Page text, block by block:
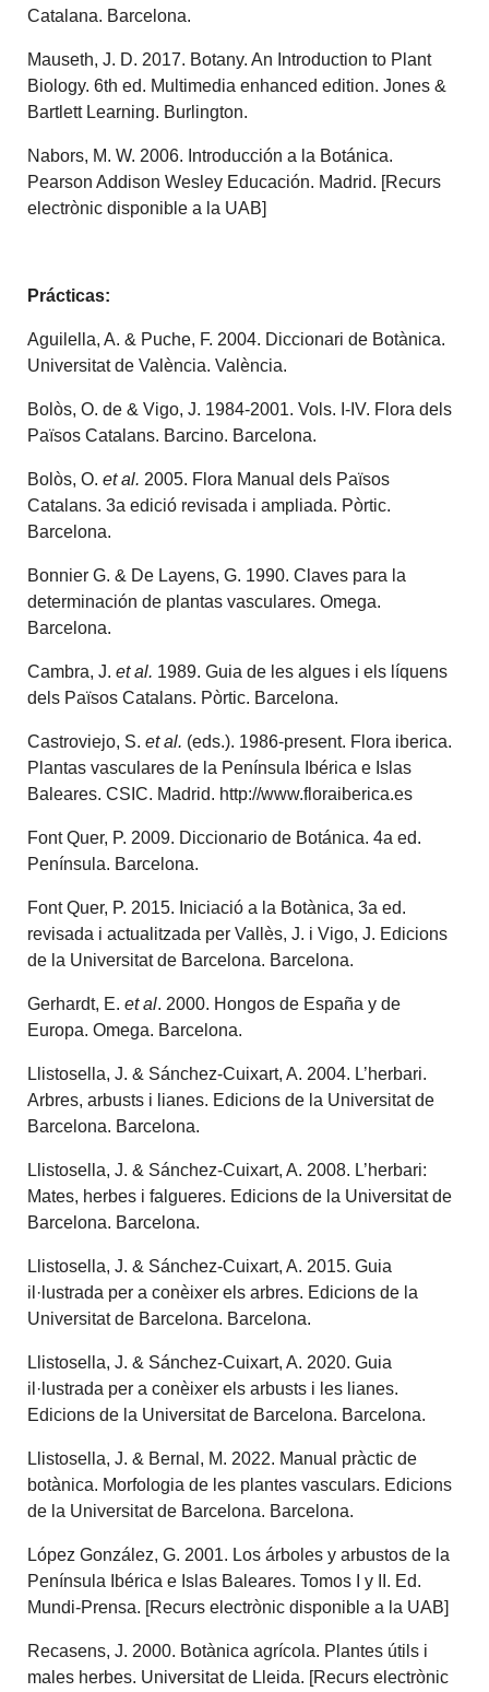
Catalana. Barcelona.
Mauseth, J. D. 2017. Botany. An Introduction to Plant
Biology. 6th ed. Multimedia enhanced edition. Jones &
Bartlett Learning. Burlington.
Nabors, M. W. 2006. Introducción a la Botánica.
Pearson Addison Wesley Educación. Madrid. [Recurs
electrònic disponible a la UAB]
Prácticas:
Aguilella, A. & Puche, F. 2004. Diccionari de Botànica.
Universitat de València. València.
Bolòs, O. de & Vigo, J. 1984-2001. Vols. I-IV. Flora dels
Països Catalans. Barcino. Barcelona.
Bolòs, O.et al. 2005. Flora Manual dels Països
Catalans. 3a edició revisada i ampliada. Pòrtic.
Barcelona.
Bonnier G. & De Layens, G. 1990. Claves para la
determinación de plantas vasculares. Omega.
Barcelona.
Cambra, J.et al. 1989. Guia de les algues i els líquens
dels Països Catalans. Pòrtic. Barcelona.
Castroviejo, S.et al. (eds.). 1986-present. Flora iberica.
Plantas vasculares de la Península Ibérica e Islas
Baleares. CSIC. Madrid. http://www.floraiberica.es
Font Quer, P. 2009. Diccionario de Botánica. 4a ed.
Península. Barcelona.
Font Quer, P. 2015. Iniciació a la Botànica, 3a ed.
revisada i actualitzada per Vallès, J. i Vigo, J. Edicions
de la Universitat de Barcelona. Barcelona.
Gerhardt, E.et al. 2000. Hongos de España y de
Europa. Omega. Barcelona.
Llistosella, J. & Sánchez-Cuixart, A. 2004. L’herbari.
Arbres, arbusts i lianes. Edicions de la Universitat de
Barcelona. Barcelona.
Llistosella, J. & Sánchez-Cuixart, A. 2008. L’herbari:
Mates, herbes i falgueres. Edicions de la Universitat de
Barcelona. Barcelona.
Llistosella, J. & Sánchez-Cuixart, A. 2015. Guia
il·lustrada per a conèixer els arbres. Edicions de la
Universitat de Barcelona. Barcelona.
Llistosella, J. & Sánchez-Cuixart, A. 2020. Guia
il·lustrada per a conèixer els arbusts i les lianes.
Edicions de la Universitat de Barcelona. Barcelona.
Llistosella, J. & Bernal, M. 2022. Manual pràctic de
botànica. Morfologia de les plantes vasculars. Edicions
de la Universitat de Barcelona. Barcelona.
López González, G. 2001. Los árboles y arbustos de la
Península Ibérica e Islas Baleares. Tomos I y II. Ed.
Mundi-Prensa. [Recurs electrònic disponible a la UAB]
Recasens, J. 2000. Botànica agrícola. Plantes útils i
males herbes. Universitat de Lleida. [Recurs electrònic